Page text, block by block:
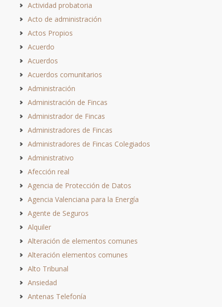
Actividad probatoria
Acto de administración
Actos Propios
Acuerdo
Acuerdos
Acuerdos comunitarios
Administración
Administración de Fincas
Administrador de Fincas
Administradores de Fincas
Administradores de Fincas Colegiados
Administrativo
Afección real
Agencia de Protección de Datos
Agencia Valenciana para la Energía
Agente de Seguros
Alquiler
Alteración de elementos comunes
Alteración elementos comunes
Alto Tribunal
Ansiedad
Antenas Telefonía